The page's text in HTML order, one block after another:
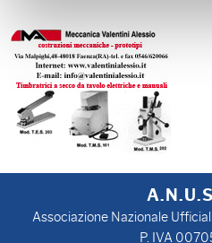
Associazione Nazionale
P. IVA